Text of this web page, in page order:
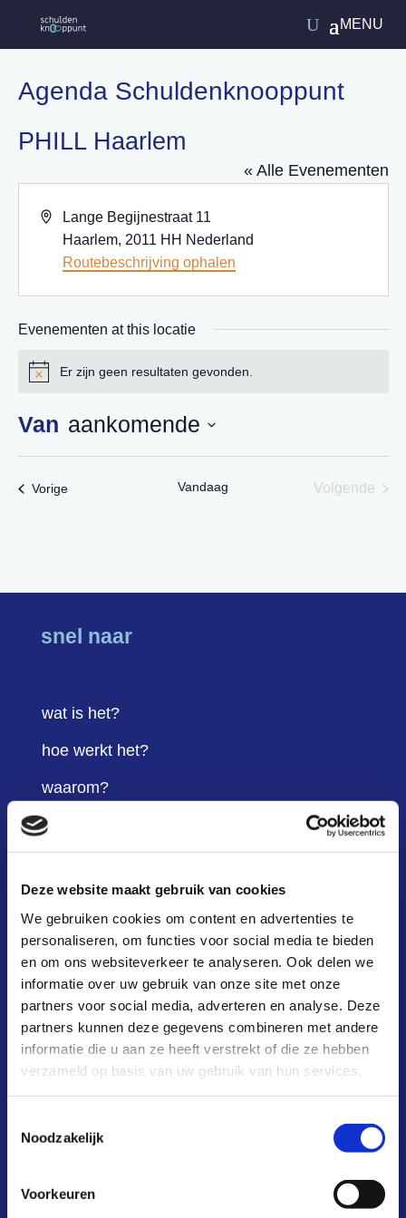
Deze website maakt gebruik van cookies
We gebruiken cookies om content en advertenties te
personaliseren, om functies voor social media te bieden
en om ons websiteverkeer te analyseren. Ook delen we
informatie over uw gebruik van onze site met onze
partners voor social media, adverteren en analyse. Deze
partners kunnen deze gegevens combineren met andere
informatie die u aan ze heeft verstrekt of die ze hebben
verzameld op basis van uw gebruik van hun services.
Noodzakelijk
Voorkeuren
Agenda Schuldenknooppunt
PHILL Haarlem
« Alle Evenementen
AdresLange Begijnestraat 11
Haarlem, 2011 HH Nederland
Routebeschrijving ophalen
Evenementen at this locatie
BerichtEr zijn geen resultaten gevonden.
aankomende
Selecteer
datum.
VorigeEvenementen Vandaag
Volgende
snel naar
wat is het?
hoe werkt het?
waarom?
kosten & baten
deelnemers
infoportaal
actueel
FAQ
blijf op de hoogte